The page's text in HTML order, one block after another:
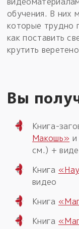
обучения. В них
которые трудно
как поставить
крутить
Вы
Книга-
Макошь»
см.) +
Книга
видео
Книга
Книга